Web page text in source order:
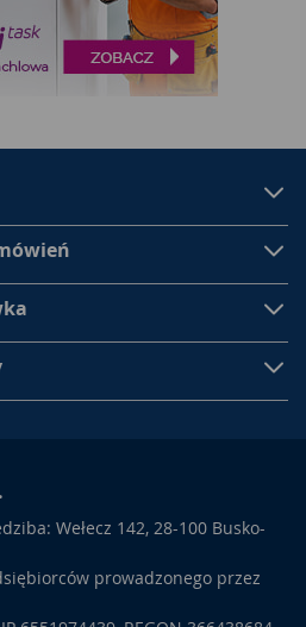
Wełecz 142, 28-100 Busko-
prowadzonego przez